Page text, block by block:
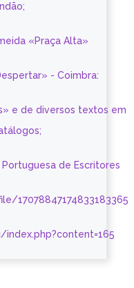
«Praça Alta»
- Coimbra:
e de diversos textos em
Portuguesa de Escritores
17078847174833183365